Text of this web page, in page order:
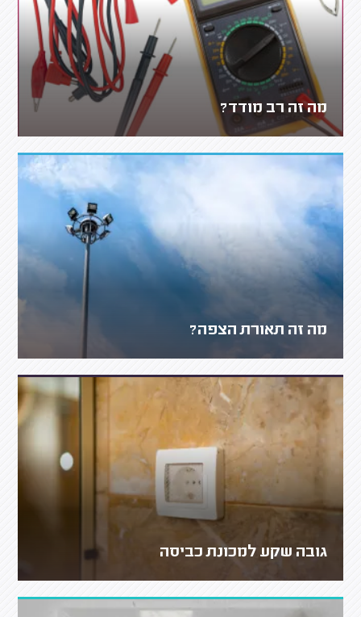
מה זה רב מודד?
מה זה תאורת הצפה?
גובה שקע למכונת כביסה